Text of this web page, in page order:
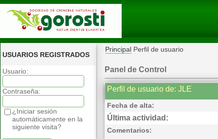
USUARIOS REGISTRADOS
Usuario:
Contraseña:
¿Iniciar sesión
automáticamente en la
siguiente visita?
Principal Perfil de usuario
Panel de Control
Perfil de usuario de: JLE
Fecha de alta:
Última actividad:
Comentarios: